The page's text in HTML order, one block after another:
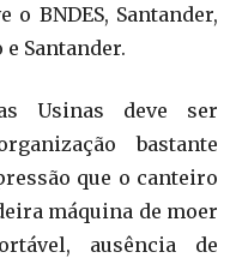
BNDES, Santander,
Santander.
Usinas deve ser
bastante
que o canteiro
máquina de moer
ausência de